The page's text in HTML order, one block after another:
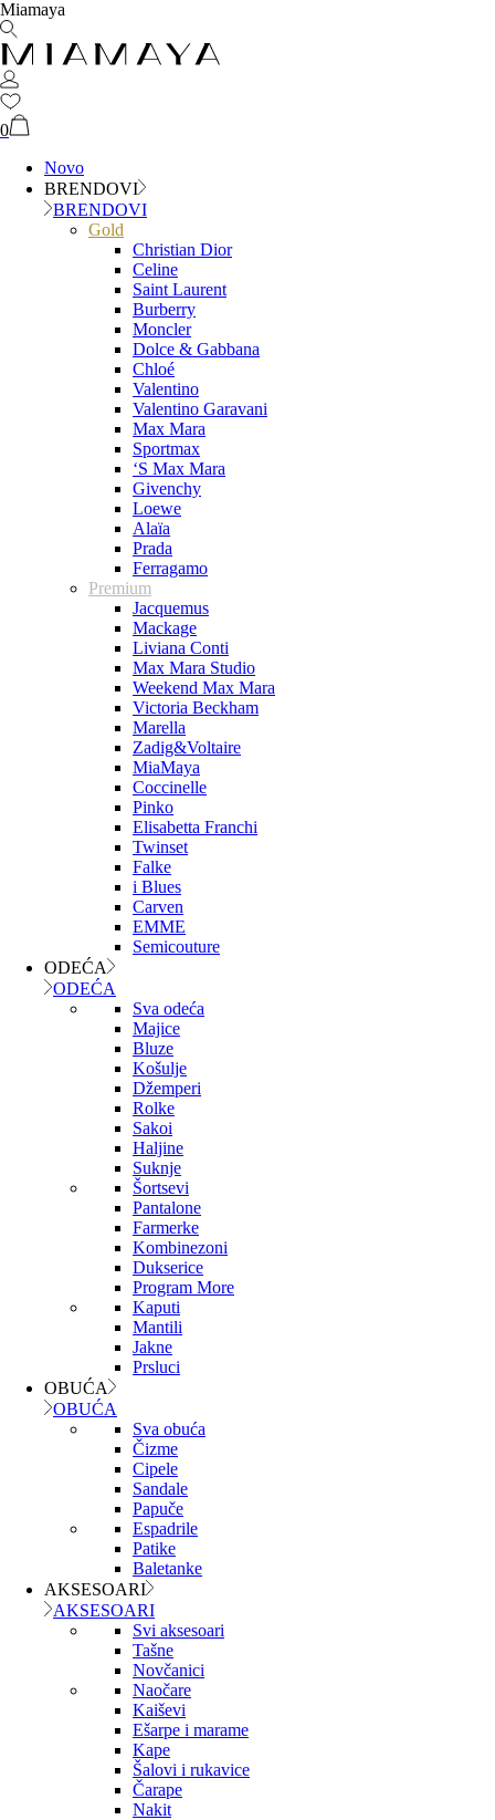
Miamaya
0
Novo
BRENDOVI
BRENDOVI
Gold
Christian Dior
Celine
Saint Laurent
Burberry
Moncler
Dolce & Gabbana
Chloé
Valentino
Valentino Garavani
Max Mara
Sportmax
‘S Max Mara
Givenchy
Loewe
Alaïa
Prada
Ferragamo
Premium
Jacquemus
Mackage
Liviana Conti
Max Mara Studio
Weekend Max Mara
Victoria Beckham
Marella
Zadig&Voltaire
MiaMaya
Coccinelle
Pinko
Elisabetta Franchi
Twinset
Falke
i Blues
Carven
EMME
Semicouture
ODEĆA
ODEĆA
Sva odeća
Majice
Bluze
Košulje
Džemperi
Rolke
Sakoi
Haljine
Suknje
Šortsevi
Pantalone
Farmerke
Kombinezoni
Dukserice
Program More
Kaputi
Mantili
Jakne
Prsluci
OBUĆA
OBUĆA
Sva obuća
Čizme
Cipele
Sandale
Papuče
Espadrile
Patike
Baletanke
AKSESOARI
AKSESOARI
Svi aksesoari
Tašne
Novčanici
Naočare
Kaiševi
Ešarpe i marame
Kape
Šalovi i rukavice
Čarape
Nakit